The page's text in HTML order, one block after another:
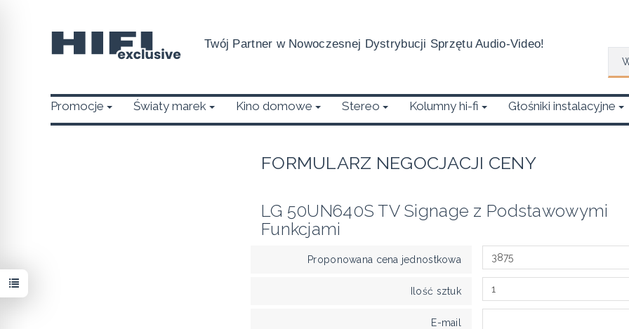
Twój Partner w Nowoczesnej Dystrybucji Sprzętu Audio-Video!
Promocje Światy marek Kino domowe Stereo Kolumny hi-fi Głośniki instalacyjne
FORMULARZ NEGOCJACJI CENY
LG 50UN640S TV Signage z Podstawowymi
Funkcjami
Proponowana cena jednostkowa
Ilość sztuk
E-mail